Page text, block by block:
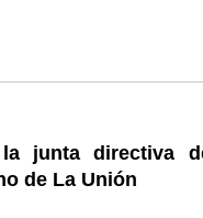
junta directiva
de La Unión